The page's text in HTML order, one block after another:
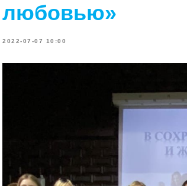
любовью»
2022-07-07 10:00